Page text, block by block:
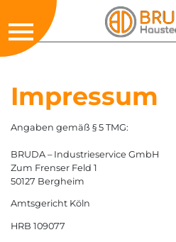
Impressum
Angaben gemäß § 5 TMG:
BRUDA – Industrieservice GmbH
Zum Frenser Feld 1
50127 Bergheim
Amtsgericht Köln
HRB 109077